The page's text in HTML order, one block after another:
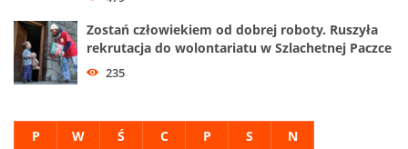
Zostań człowiekiem od dobrej roboty. Ruszyła
rekrutacja do wolontariatu w Szlachetnej Paczce
235
P W Ś C P S N